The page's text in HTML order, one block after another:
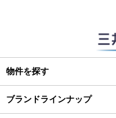
物件を探す
ブランドラインナップ